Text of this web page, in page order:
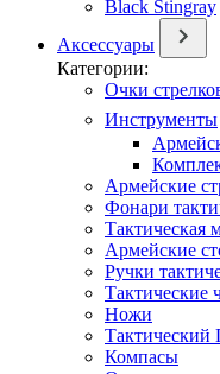
Black Stingray
Аксессуары
Категории:
Очки
Инструменты
Армейские
Фонари
Тактическая
Армейские
Ручки
Тактические
Ножи
Тактический
Компасы